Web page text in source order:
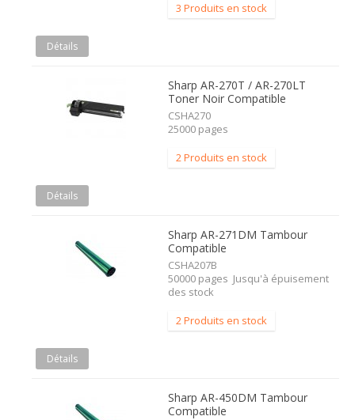
3 Produits en stock
Détails
Sharp AR-270T / AR-270LT
Toner Noir Compatible
CSHA270
25000 pages
2 Produits en stock
Détails
Sharp AR-271DM Tambour
Compatible
CSHA207B
50000 pages Jusqu'à épuisement
des stock
2 Produits en stock
Détails
Sharp AR-450DM Tambour
Compatible